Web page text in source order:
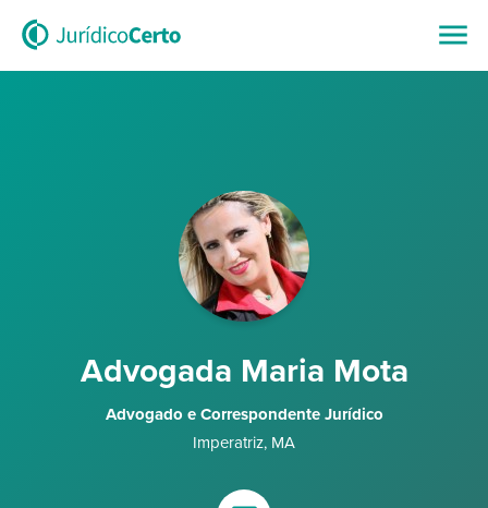
Advogada Maria Mota
Advogado e Correspondente Jurídico
Imperatriz, MA